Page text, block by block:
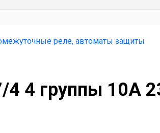
реле, автоматы защиты
4 4 группы 10А